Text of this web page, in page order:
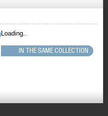
Loading..
IN THE SAME COLLECTION